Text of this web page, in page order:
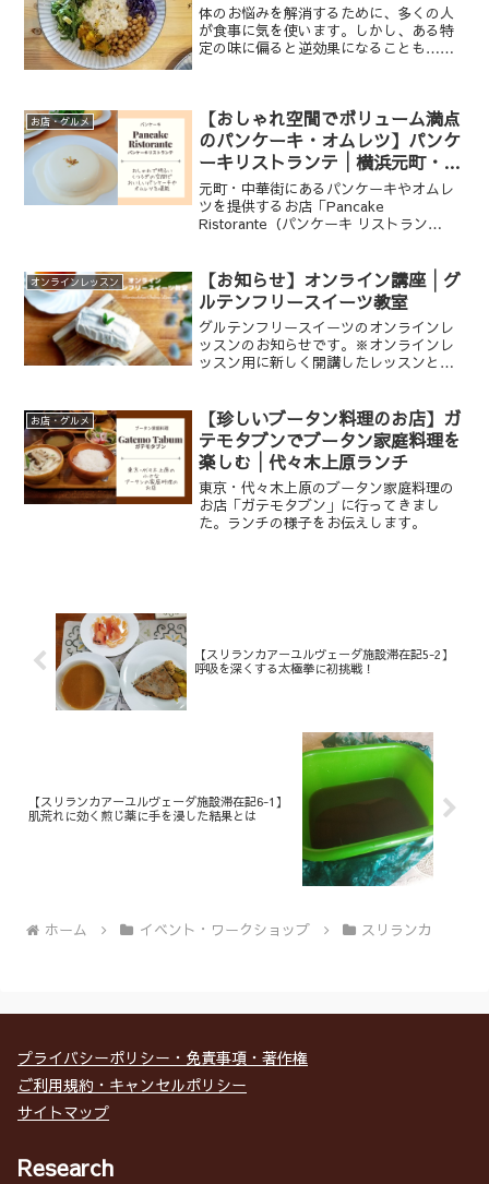
体のお悩みを解消するために、多くの人
が食事に気を使います。しかし、ある特
定の味に偏ると逆効果になることも……
お店・グルメ
【おしゃれ空間でボリューム満点
のパンケーキ・オムレツ】パンケ
ーキリストランテ│横浜元町・中
華街のカフェ
元町・中華街にあるパンケーキやオムレ
ツを提供するお店「Pancake
Ristorante（パンケーキ リストラン
ちらのお店は閉店しております（2022年
10月17日追...
オンラインレッスン
【お知らせ】オンライン講座│グ
ルテンフリースイーツ教室
グルテンフリースイーツのオンラインレ
ッスンのお知らせです。※オンラインレ
ッスン用に新しく開講したレッスンとな
お店・グルメ
【珍しいブータン料理のお店】ガ
テモタブンでブータン家庭料理を
楽しむ│代々木上原ランチ
東京・代々木上原のブータン家庭料理の
お店「ガテモタブン」に行ってきまし
た。ランチの様子をお伝えします。
【スリランカアーユルヴェーダ施設滞在記5-2】
呼吸を深くする太極拳に初挑戦！
【スリランカアーユルヴェーダ施設滞在記6-1】
肌荒れに効く煎じ薬に手を浸した結果とは
ホーム イベント・ワークショップ スリランカ
プライバシーポリシー・免責事項・著作権
ご利用規約・キャンセルポリシー
サイトマップ
Research